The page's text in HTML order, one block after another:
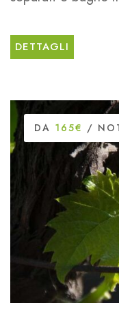
DETTAGLI
DA 165€ /